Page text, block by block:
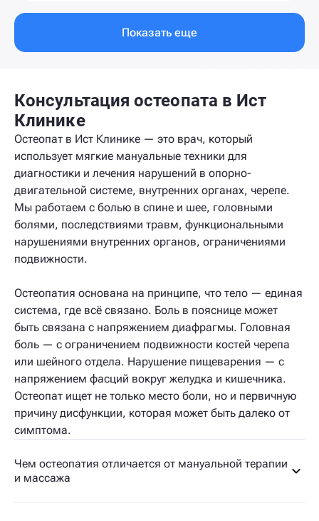
Показать еще
Консультация остеопата в Ист
Клинике
Остеопат в Ист Клинике — это врач, который
использует мягкие мануальные техники для
диагностики и лечения нарушений в опорно-
двигательной системе, внутренних органах, черепе.
Мы работаем с болью в спине и шее, головными
болями, последствиями травм, функциональными
нарушениями внутренних органов, ограничениями
подвижности.
Остеопатия основана на принципе, что тело — единая
система, где всё связано. Боль в пояснице может
быть связана с напряжением диафрагмы. Головная
боль — с ограничением подвижности костей черепа
или шейного отдела. Нарушение пищеварения — с
напряжением фасций вокруг желудка и кишечника.
Остеопат ищет не только место боли, но и первичную
причину дисфункции, которая может быть далеко от
симптома.
Чем остеопатия отличается от мануальной терапии
и массажа